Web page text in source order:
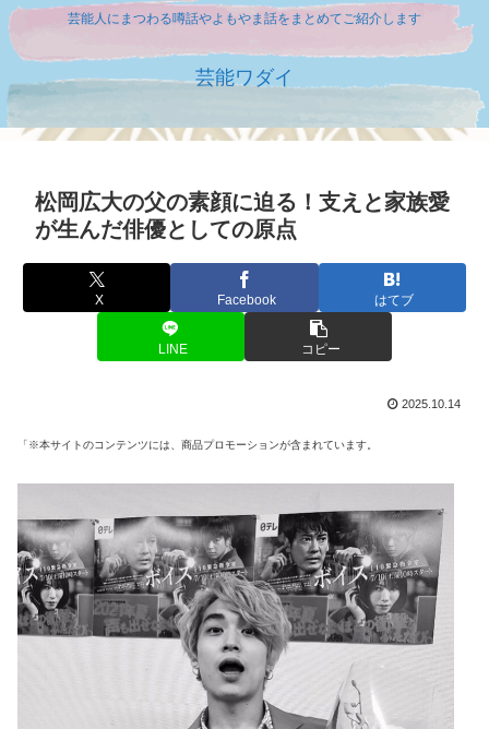
芸能人にまつわる噂話やよもやま話をまとめてご紹介します
芸能ワダイ
松岡広大の父の素顔に迫る！支えと家族愛
が生んだ俳優としての原点
X Facebook はてブ
LINE コピー
2025.10.14
「※本サイトのコンテンツには、商品プロモーションが含まれています。